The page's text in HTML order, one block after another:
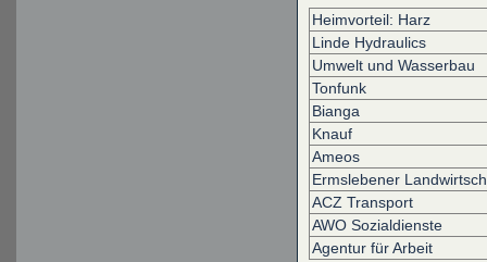
Heimvorteil: Harz
Linde Hydraulics
Umwelt und Wasserbau
Tonfunk
Bianga
Knauf
Ameos
Ermslebener
ACZ Transport
AWO Sozialdienste
Agentur für Arbeit